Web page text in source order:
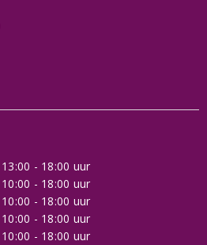
13:00 - 18:00 uur
10:00 - 18:00 uur
10:00 - 18:00 uur
10:00 - 18:00 uur
10:00 - 18:00 uur